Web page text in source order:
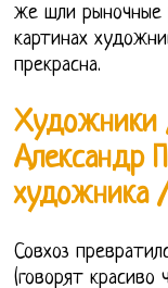
же шли рыночные
картинах
прекрасна.
Александр
художника
Совхоз
(говорят красиво